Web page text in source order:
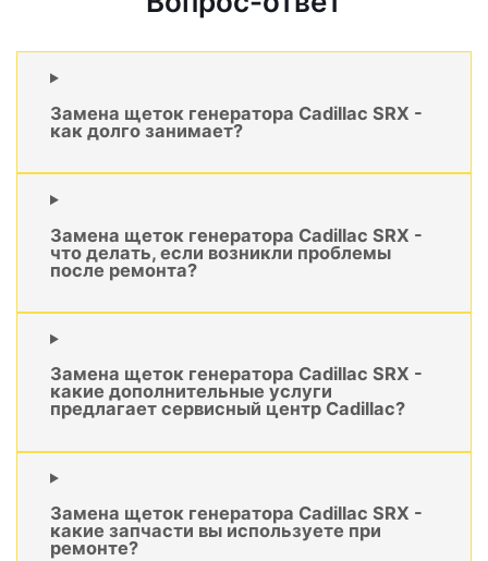
Замена щеток генератора Cadillac SRX -
как долго занимает?
Замена щеток генератора Cadillac SRX -
что делать, если возникли проблемы
после ремонта?
Замена щеток генератора Cadillac SRX -
какие дополнительные услуги
предлагает сервисный центр Cadillac?
Замена щеток генератора Cadillac SRX -
какие запчасти вы используете при
ремонте?